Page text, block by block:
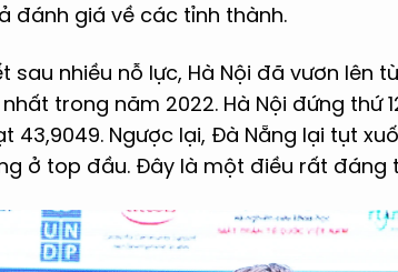
đánh giá về các tỉnh thành.
sau nhiều nỗ lực, Hà Nội đã vươn lên
trong năm 2022. Hà Nội đứng thứ
43,9049. Ngược lại, Đà Nẵng lại tụt
ở top đầu. Đây là một điều rất đáng